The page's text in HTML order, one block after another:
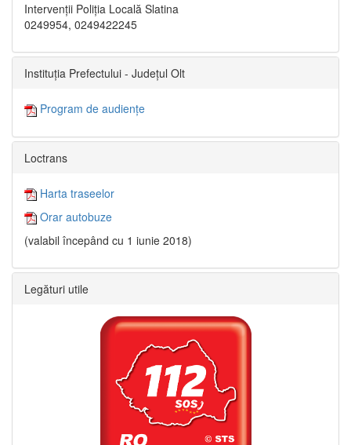
Intervenții Poliția Locală Slatina
0249954, 0249422245
Instituția Prefectului - Județul Olt
Program de audiențe
Loctrans
Harta traseelor
Orar autobuze
(valabil începând cu 1 iunie 2018)
Legături utile